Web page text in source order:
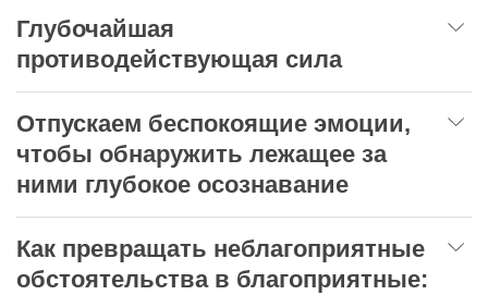
Глубочайшая
противодействующая сила
Отпускаем беспокоящие эмоции,
чтобы обнаружить лежащее за
ними глубокое осознавание
Как превращать неблагоприятные
обстоятельства в благоприятные: